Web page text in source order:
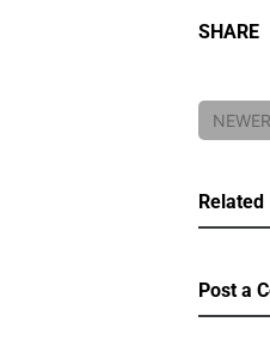
SHARE
NEWER
Related
Post a